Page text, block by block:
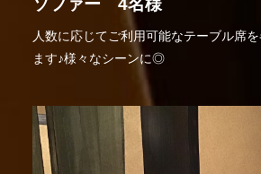
ソファー 4名様
人数に応じてご利用可能なテーブル席
ます♪様々なシーンに◎